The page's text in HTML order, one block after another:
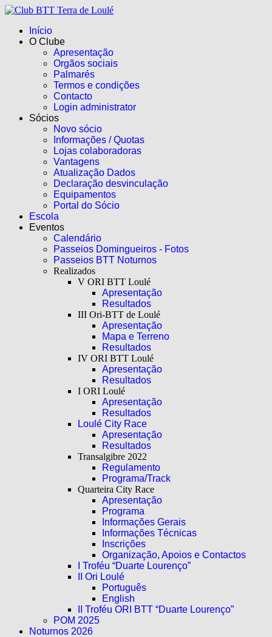
Início
O Clube
Apresentação
Orgãos sociais
Palmarés
Termos e condições
Contacto
Login administrator
Sócios
Novo sócio
Informações / Quotas
Lojas colaboradoras
Vantagens
Atualização Dados
Declaração desvinculação
Equipamentos
Portal do Sócio
Escola
Eventos
Calendário
Passeios Domingueiros - Fotos
Passeios BTT Noturnos
Realizados
V ORI BTT Loulé
Apresentação
Resultados
III Ori-BTT de Loulé
Apresentação
Mapa e Terreno
Resultados
IV ORI BTT Loulé
Apresentação
Resultados
I ORI Loulé
Apresentação
Resultados
Loulé City Race
Apresentação
Resultados
Transalgibre 2022
Regulamento
Programa/Track
Quarteira City Race
Apresentação
Programa
Informações Gerais
Informações Técnicas
Inscrições
Organização, Apoios e Contactos
I Troféu “Duarte Lourenço”
II Ori Loulé
Português
English
II Troféu ORI BTT “Duarte Lourenço”
POM 2025
Noturnos 2026